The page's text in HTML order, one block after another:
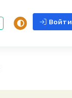
Войти